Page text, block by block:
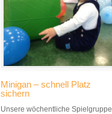
Minigan – schnell Platz
sichern
Unsere wöchentliche Spielgruppe